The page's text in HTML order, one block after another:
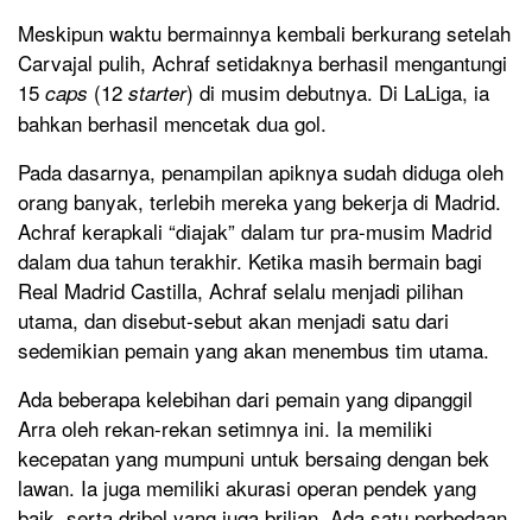
Meskipun waktu bermainnya kembali berkurang setelah
Carvajal pulih, Achraf setidaknya berhasil mengantungi
15 caps (12 starter) di musim debutnya. Di LaLiga, ia
bahkan berhasil mencetak dua gol.
Pada dasarnya, penampilan apiknya sudah diduga oleh
orang banyak, terlebih mereka yang bekerja di Madrid.
Achraf kerapkali “diajak” dalam tur pra-musim Madrid
dalam dua tahun terakhir. Ketika masih bermain bagi
Real Madrid Castilla, Achraf selalu menjadi pilihan
utama, dan disebut-sebut akan menjadi satu dari
sedemikian pemain yang akan menembus tim utama.
Ada beberapa kelebihan dari pemain yang dipanggil
Arra oleh rekan-rekan setimnya ini. Ia memiliki
kecepatan yang mumpuni untuk bersaing dengan bek
lawan. Ia juga memiliki akurasi operan pendek yang